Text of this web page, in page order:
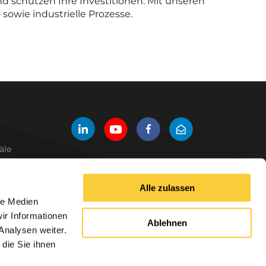
Medien
Informationen
weiter.
Sie ihnen
Alle zulassen
Ablehnen
industrielle Prozesse.
Andere Links
Kontaktieren Sie uns